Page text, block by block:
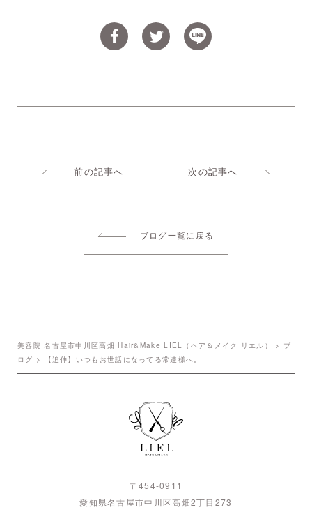
前の記事へ 次の記事へ
ブログ一覧に戻る
美容院 名古屋市中川区高畑 Hair&Make LIEL（ヘア＆メイク リエル） > ブ
ログ > 【追伸】いつもお世話になってる常連様へ。
〒454-0911
愛知県名古屋市中川区高畑2丁目273